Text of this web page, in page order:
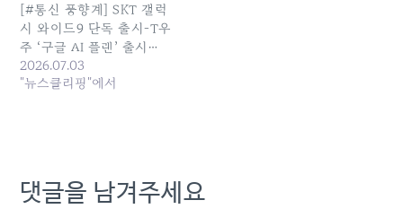
기자가 보도합니다. [기자]
정부의 통신비 인하 정책 첫
번째 카드는 과학기술정보
통신부가 주도한 선택약정
할인율 인상이었습니다.…
[#통신 풍향계] SKT 갤럭
시 와이드9 단독 출시-T우
주 ‘구글 AI 플랜’ 출시…
2026.07.03
"뉴스클리핑"에서
댓글을 남겨주세요